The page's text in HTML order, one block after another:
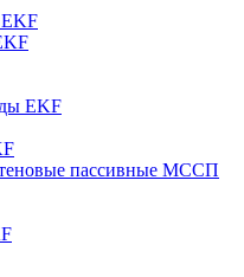
EKF
EKF
пассивные МССП